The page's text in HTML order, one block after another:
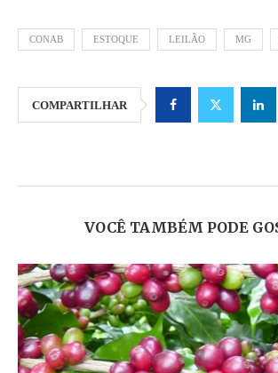
CONAB ESTOQUE LEILÃO MG
COMPARTILHAR
VOCÊ TAMBÉM PODE